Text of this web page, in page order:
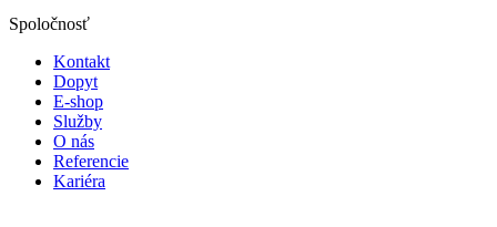
Spoločnosť
Kontakt
Dopyt
E-shop
Služby
O nás
Referencie
Kariéra